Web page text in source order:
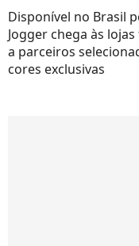
Disponível no Brasil
Jogger chega às
a parceiros
cores exclusivas